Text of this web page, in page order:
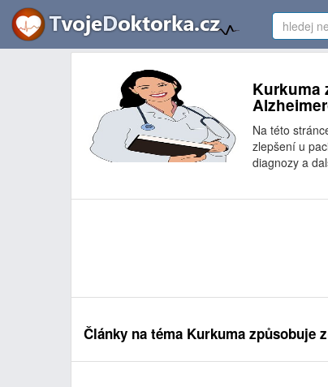
Kurkuma
Na této
zlepšení u
diagnozy a
Články na téma Kurkuma způsobuje